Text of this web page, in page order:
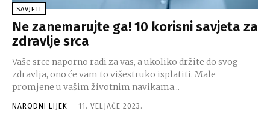
SAVJETI
Ne zanemarujte ga! 10 korisni savjeta za
zdravlje srca
Vaše srce naporno radi za vas, a ukoliko držite do svog
zdravlja, ono će vam to višestruko isplatiti. Male
promjene u vašim životnim navikama...
NARODNI LIJEK - 11. VELJAČE 2023.